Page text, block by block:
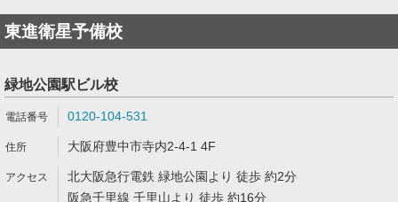
東進衛星予備校
緑地公園駅ビル校
0120-104-531
大阪府豊中市寺内2-4-1 4F
北大阪急行電鉄 緑地公園より 徒歩 約2分
阪急千里線 千里山より 徒歩 約16分